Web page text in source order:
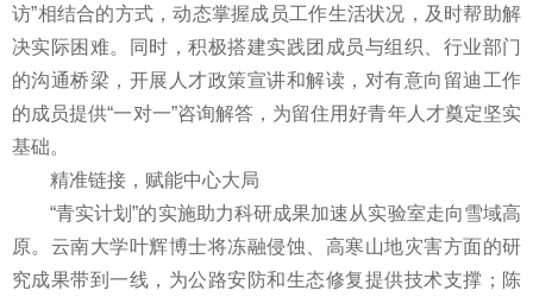
访”相结合的方式，动态掌握成员工作生活状况，及时帮助解
决实际困难。同时，积极搭建实践团成员与组织、行业部门
的沟通桥梁，开展人才政策宣讲和解读，对有意向留迪工作
的成员提供“一对一”咨询解答，为留住用好青年人才奠定坚实
基础。
精准链接，赋能中心大局
“青实计划”的实施助力科研成果加速从实验室走向雪域高
原。云南大学叶辉博士将冻融侵蚀、高寒山地灾害方面的研
究成果带到一线，为公路安防和生态修复提供技术支撑；陈